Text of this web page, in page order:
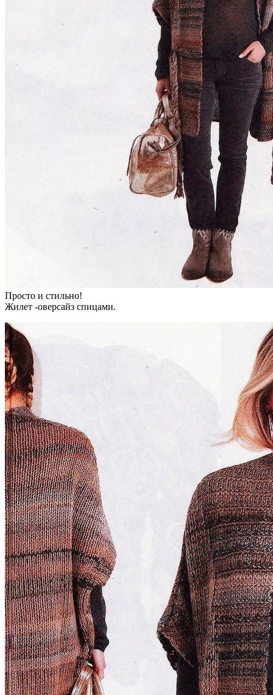
Просто и стильно!
Жилет -оверсайз спицами.